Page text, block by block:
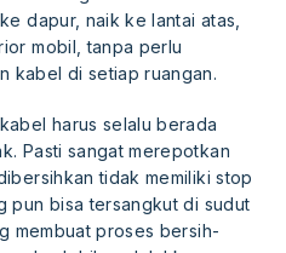
dapur, naik ke lantai atas,
mobil, tanpa perlu
kabel di setiap ruangan.
harus selalu berada
Pasti sangat merepotkan
tidak memiliki stop
pun bisa tersangkut di sudut
membuat proses bersih-